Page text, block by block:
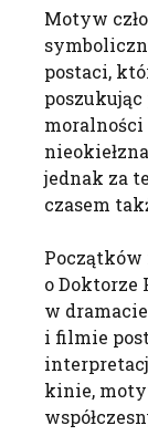
Motyw
postaci,
moralności
jednak za
czasem
Początków
o Doktorze
w dramacie
i filmie
kinie,